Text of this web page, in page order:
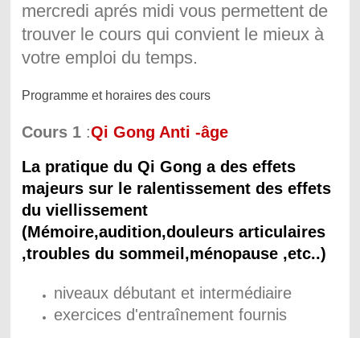
mercredi aprés midi vous permettent de
trouver le cours qui convient le mieux à
votre emploi du temps.
Programme et horaires des cours
Cours 1:Qi Gong Anti -âge
La pratique du Qi Gong a des effets
majeurs sur le ralentissement des effets
du viellissement
(Mémoire,audition,douleurs articulaires
,troubles du sommeil,ménopause ,etc..)
niveaux débutant et intermédiaire
exercices d'entraînement fournis